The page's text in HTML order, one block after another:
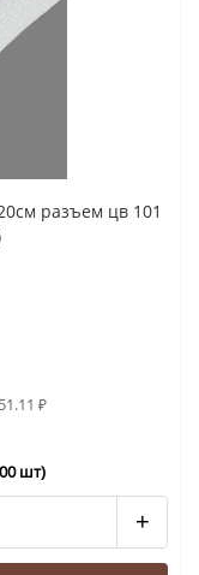
разъем цв 101
₽
шт)
+